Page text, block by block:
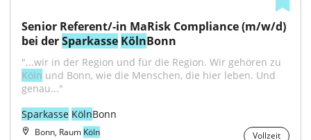
Senior Referent/-in MaRisk Compliance (m/w/d)
bei der Sparkasse KölnBonn
Köln und Bonn, wie die Menschen, die hier leben. Und
genau..."
Sparkasse KölnBonn
Bonn, Raum Köln Vollzeit